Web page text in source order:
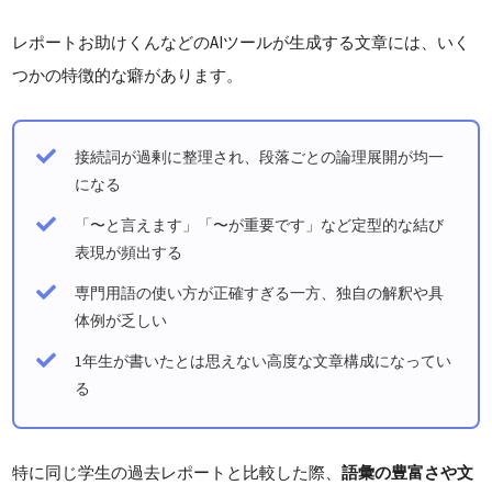
レポートお助けくんなどのAIツールが生成する文章には、いく
つかの特徴的な癖があります。
接続詞が過剰に整理され、段落ごとの論理展開が均一
になる
「〜と言えます」「〜が重要です」など定型的な結び
表現が頻出する
専門用語の使い方が正確すぎる一方、独自の解釈や具
体例が乏しい
1年生が書いたとは思えない高度な文章構成になってい
る
特に同じ学生の過去レポートと比較した際、語彙の豊富さや文